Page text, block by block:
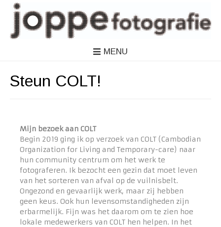
MENU
Steun COLT!
Mijn bezoek aan COLT
Begin 2019 ging ik op verzoek van COLT (Cambodian
Organization for Living and Temporary-care) naar
hun community centrum om het werk te
fotograferen. Ik bezocht een gezin dat moet leven
van het sorteren van afval op de vuilnisbelt.
Ongezond en gevaarlijk werk, maar zij hebben
geen keus. Ook hun levensomstandigheden zijn
erbarmelijk. Fijn was het daarom om te zien hoe
lokale medewerkers van COLT hen helpen. In het